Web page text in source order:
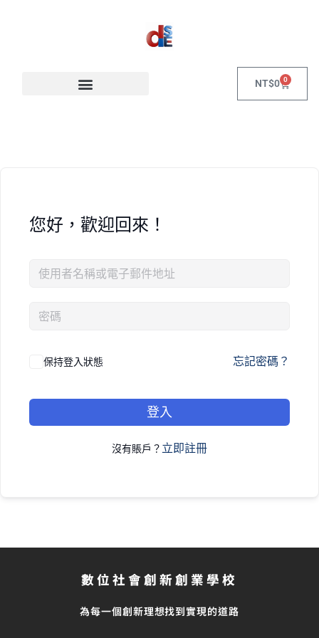
NT$0 0
您好，歡迎回來！
保持登入狀態 忘記密碼？
登入
沒有賬戶？ 立即註冊
數位社會創新創業學校
為每一個創新理想找到實現的道路